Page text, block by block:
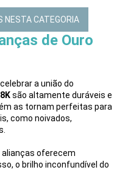
NESTA CATEGORIA
de Ouro
a união do
são altamente duráveis e
as tornam perfeitas para
como noivados,
alianças oferecem
o brilho inconfundível do